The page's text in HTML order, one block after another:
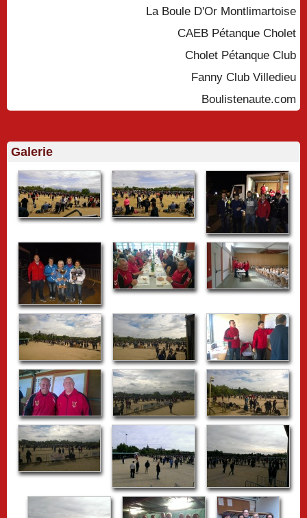
La Boule D'Or Montlimartoise
CAEB Pétanque Cholet
Cholet Pétanque Club
Fanny Club Villedieu
Boulistenaute.com
Galerie